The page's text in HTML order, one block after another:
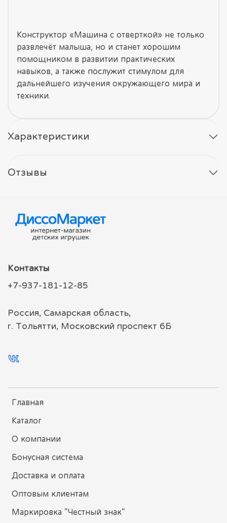
Конструктор «Машина с отверткой» не только
развлечёт малыша, но и станет хорошим
помощником в развитии практических
навыков, а также послужит стимулом для
дальнейшего изучения окружающего мира и
техники.
Характеристики
Отзывы
Главная
Каталог
О компании
Бонусная система
Доставка и оплата
Оптовым клиентам
Маркировка "Честный знак"
Контакты
+7-937-181-12-85
Россия, Самарская область,
г. Тольятти, Московский проспект 6Б